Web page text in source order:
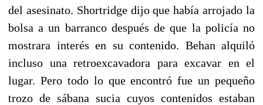
del asesinato. Shortridge dijo que había arrojado la
bolsa a un barranco después de que la policía no
mostrara interés en su contenido. Behan alquiló
incluso una retroexcavadora para excavar en el
lugar. Pero todo lo que encontró fue un pequeño
trozo de sábana sucia cuyos contenidos estaban